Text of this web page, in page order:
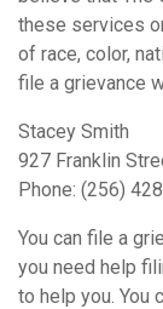
these services
of race, color,
file a grievance
Stacey Smith
927 Franklin
Phone: (256)
You can file a
you need help
to help you. You